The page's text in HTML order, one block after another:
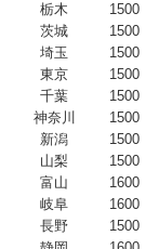
栃木
1500
茨城
1500
埼玉
1500
東京
1500
千葉
1500
神奈川
1500
新潟
1500
山梨
1500
富山
1600
岐阜
1600
長野
1500